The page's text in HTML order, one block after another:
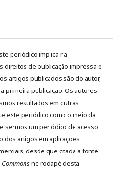
periódico implica na
direitos de publicação impressa e
artigos publicados são do autor,
primeira publicação. Os autores
resultados em outras
este periódico como o meio da
sermos um periódico de acesso
dos artigos em aplicações
desde que citada a fonte
Commonsno rodapé desta